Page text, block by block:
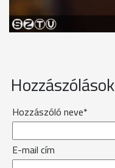
Hozzászólások
Hozzászóló neve*
E-mail cím